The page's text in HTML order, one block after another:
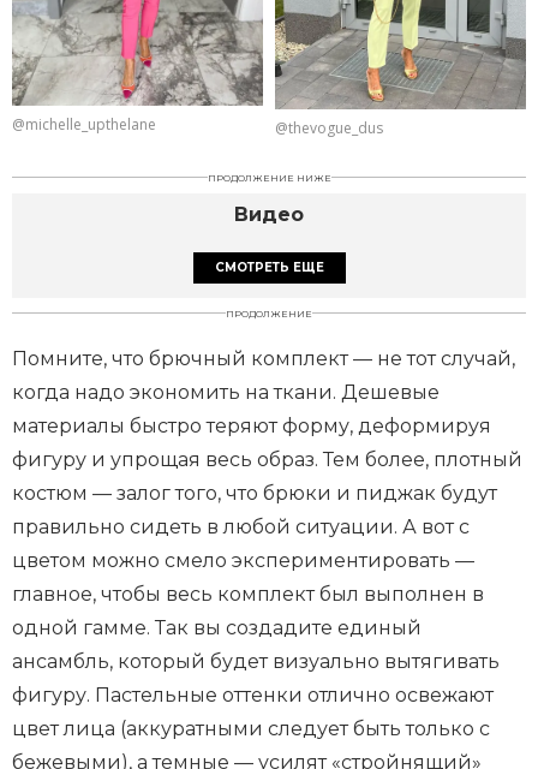
@michelle_upthelane @thevogue_dus
ПРОДОЛЖЕНИЕ НИЖЕ
Видео
СМОТРЕТЬ ЕЩЕ
ПРОДОЛЖЕНИЕ
Помните, что брючный комплект — не тот случай,
когда надо экономить на ткани. Дешевые
материалы быстро теряют форму, деформируя
фигуру и упрощая весь образ. Тем более, плотный
костюм — залог того, что брюки и пиджак будут
правильно сидеть в любой ситуации. А вот с
цветом можно смело экспериментировать —
главное, чтобы весь комплект был выполнен в
одной гамме. Так вы создадите единый
ансамбль, который будет визуально вытягивать
фигуру. Пастельные оттенки отлично освежают
цвет лица (аккуратными следует быть только с
бежевыми), а темные — усилят «стройнящий»